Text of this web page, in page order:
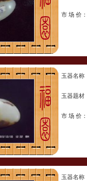
市 场 价：
玉器名称
玉器题材
市 场 价：
玉器名称